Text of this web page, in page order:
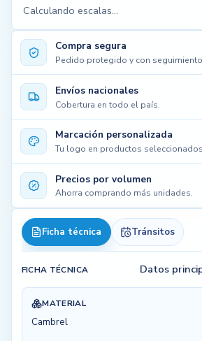
Compra segura
Pedido protegido y con
Envíos nacionales
Cobertura en todo el país.
Marcación personalizada
Tu logo en productos
Precios por volumen
Ahorra comprando más unidades.
Ficha técnica Tránsitos
FICHA TÉCNICA Datos
MATERIAL
Cambrel
Calculando escalas...